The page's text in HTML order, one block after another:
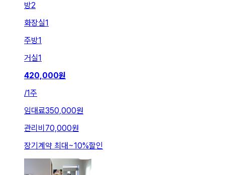
방2
화장실1
주방1
거실1
420,000원
/1주
임대료350,000원
관리비 70,000원
장기계약 최대~10%할인